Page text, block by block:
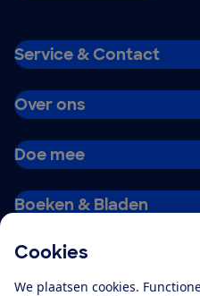
Cookies
We plaatsen cookies.
Service & Contact
Over ons
Doe mee
Boeken & Bladen